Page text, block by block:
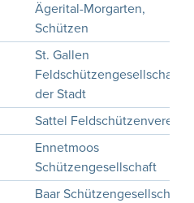
Ägerital-Morgarten,
Schützen
St. Gallen
Feldschützengesellschaft
der Stadt
Sattel Feldschützenverein
Ennetmoos
Schützengesellschaft
Baar Schützengesellschaft